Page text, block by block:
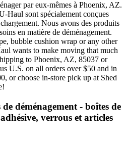
par eux-mêmes à Phoenix, AZ.
Haul sont spécialement conçues
Nous avons des produits
en matière de déménagement.
bubble cushion wrap or any other
wants to make moving that much
to Phoenix, AZ, 85037 or
U.S. on all orders over $50 and in
or choose in-store pick up at Shed
de déménagement - boîtes de
verrous et articles